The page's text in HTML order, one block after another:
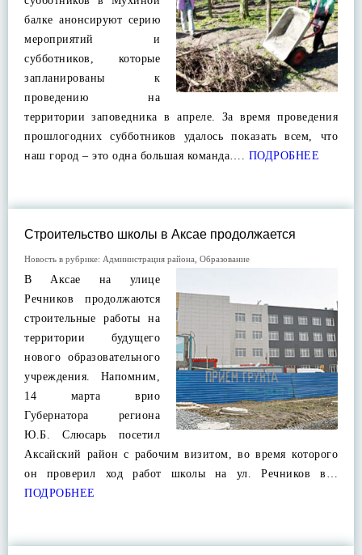
балке анонсируют серию
мероприятий и
субботников, которые
запланированы к
проведению на
территории заповедника в апреле. За время проведения
прошлогодних субботников удалось показать всем, что
наш город – это одна большая команда…. ПОДРОБНЕЕ
Строительство школы в Аксае продолжается
Новость в рубрике: Администрация района Образование
В Аксае на улице
Речников продолжаются
строительные работы на
территории будущего
нового образовательного
учреждения. Напомним,
14 марта врио
Губернатора региона
Ю.Б. Слюсарь посетил
Аксайский район с рабочим визитом, во время которого
он проверил ход работ школы на ул. Речников в…
ПОДРОБНЕЕ